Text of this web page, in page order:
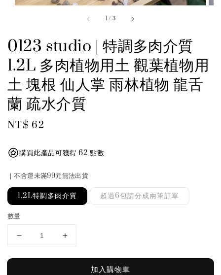
1 / 3
0123 studio | 特調多肉介質
1.2L 多肉植物用土 觀葉植物用
土 塊根 仙人掌 雨林植物 龍舌
蘭 疏水介質
Regular
NT$ 62
購買此產品可獲得 62 點數
｜不含運未滿99元無法出貨
1.2L特調多肉介質 超過6包請分成兩筆訂單
數量
加入購物車